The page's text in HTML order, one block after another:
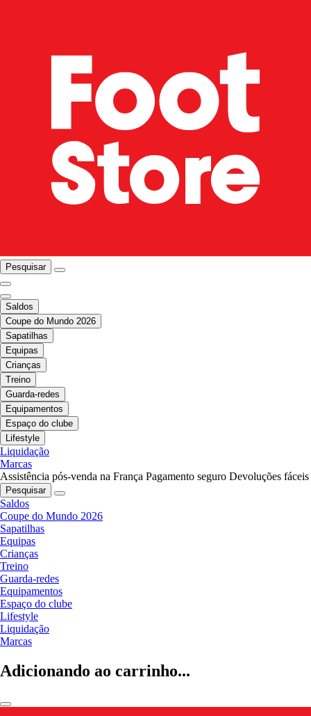
Pesquisar
Saldos
Coupe do Mundo 2026
Sapatilhas
Equipas
Crianças
Treino
Guarda-redes
Equipamentos
Espaço do clube
Lifestyle
Liquidação
Marcas
Assistência pós-venda na França Pagamento seguro Devoluções fáceis
Pesquisar
Saldos
Coupe do Mundo 2026
Sapatilhas
Equipas
Crianças
Treino
Guarda-redes
Equipamentos
Espaço do clube
Lifestyle
Liquidação
Marcas
Adicionando ao carrinho...